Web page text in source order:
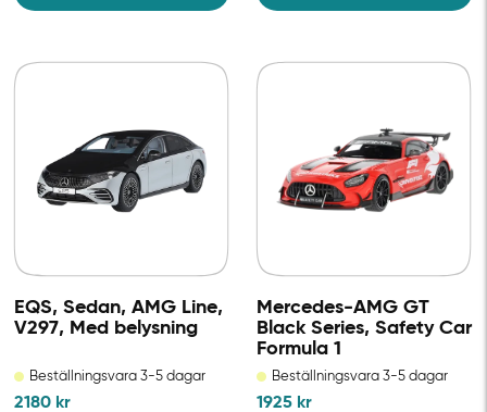
EQS, Sedan, AMG Line,
V297, Med belysning
Beställningsvara 3-5 dagar
2180 kr
Mercedes-AMG GT
Black Series, Safety Car
Formula 1
Beställningsvara 3-5 dagar
1925 kr